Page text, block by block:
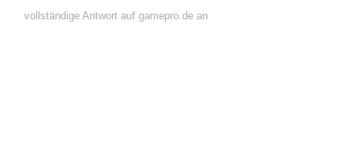
vollständige Antwort auf gamepro.de an